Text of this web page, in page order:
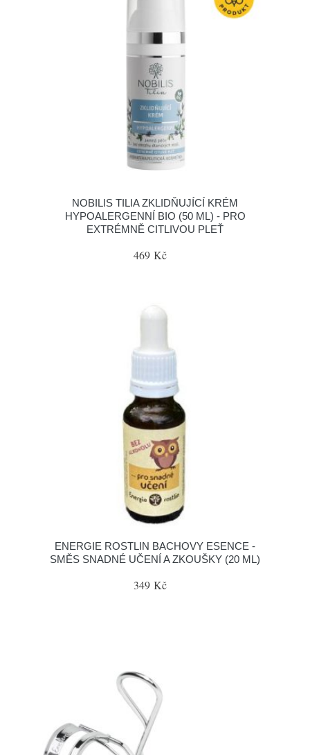
NOBILIS TILIA ZKLIDŇUJÍCÍ KRÉM
HYPOALERGENNÍ BIO (50 ML) - PRO
EXTRÉMNĚ CITLIVOU PLEŤ
469 Kč
ENERGIE ROSTLIN BACHOVY ESENCE -
SMĚS SNADNÉ UČENÍ A ZKOUŠKY (20 ML)
349 Kč